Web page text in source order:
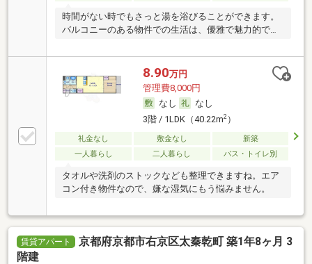
時間がない時でもさっと湯を浴びることができます。
バルコニーのある物件での生活は、優雅で魅力的で
8.90万円
管理費8,000円
なし
なし
3階 / 1LDK（40.22m2）
礼金なし 敷金なし
新築
一人暮らし
二人暮らし バス・トイレ別
タオルや洗剤のストックなども整理できますね。エア
コン付き物件なので、嫌な湿気にもう悩みません。
賃貸アパート
京都府京都市右京区太秦乾町 築1年8ヶ月 3
階建